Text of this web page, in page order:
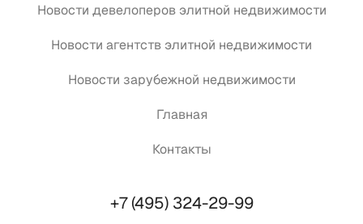
Новости девелоперов элитной недвижимости
Новости агентств элитной недвижимости
Новости зарубежной недвижимости
Главная
Контакты
+7 (495) 324-29-99